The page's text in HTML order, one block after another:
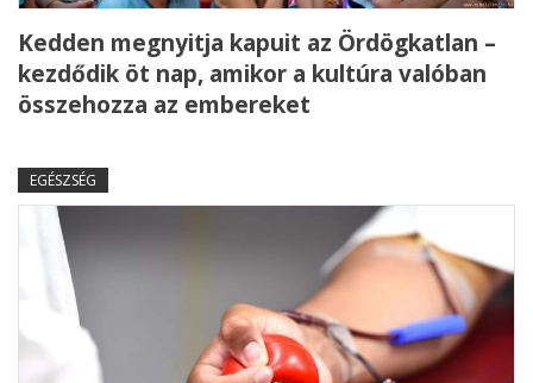
Kedden megnyitja kapuit az Ördögkatlan –
kezdődik öt nap, amikor a kultúra valóban
összehozza az embereket
EGÉSZSÉG